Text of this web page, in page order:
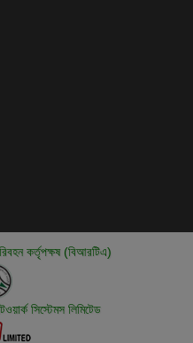
কর্তৃপক্ষ (বিআরটিএ)
সিস্টেমস লিমিটেড